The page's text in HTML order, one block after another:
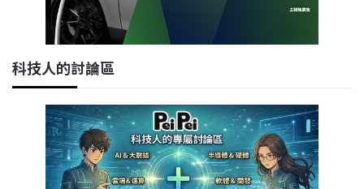
科技人的討論區